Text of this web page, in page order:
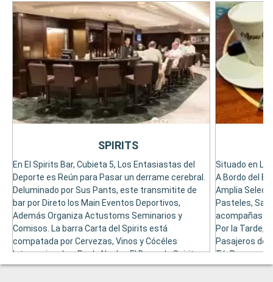
En El Spirits Bar, Cubieta 5, Los Entasiastas del
Deporte es Reún para Pasar un derrame cerebral.
Deluminado por Sus Pants, este transmitite de
bar por Direto los Main Eventos Deportivos,
Además Organiza Actustoms Seminarios y
Comisos. La barra Carta del Spirits está
compatada por Cervezas, Vinos y Cócéles
Internacionales. Por la Noche, El Barra de Spirits
de ReCece Conciercertos de Piano o Guitarra por
SPIRITS
Situado en La
A Bordo del
Amplia
Pasteles,
acompañas a
Por la Tarde,
Pasajeros del
Té. Para
Los Juegos